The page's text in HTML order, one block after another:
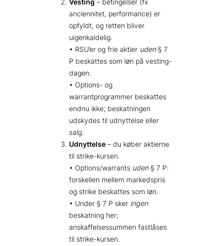
Vesting – betingelser (fx
anciennitet, performance) er
opfyldt, og retten bliver
uigenkaldelig.
• RSU’er og frie aktier uden§ 7
P beskattes som løn på vesting-
dagen.
• Options- og
warrantprogrammer beskattes
endnu ikke; beskatningen
udskydes til udnyttelse eller
salg.
Udnyttelse – du køber aktierne
til strike-kursen.
• Options/warrants uden§ 7 P:
forskellen mellem markedspris
og strike beskattes som løn.
• Under § 7 P sker ingen
beskatning her;
anskaffelsessummen fastlåses
til strike-kursen.